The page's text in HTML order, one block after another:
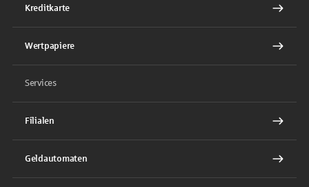
Kreditkarte
Wertpapiere
Services
Filialen
Geldautomaten